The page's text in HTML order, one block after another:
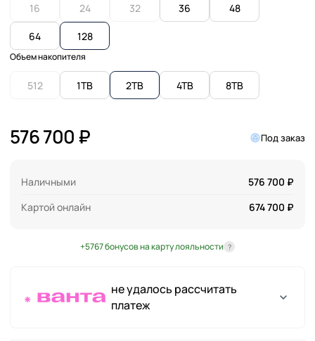
16 24 32 36 48
64 128
Объем накопителя
512 1TB 2TB 4TB 8TB
576 700 ₽ Под заказ
Наличными
576 700 ₽
Картой онлайн
674 700 ₽
+5767 бонусов на карту лояльности ?
не удалось рассчитать
платеж